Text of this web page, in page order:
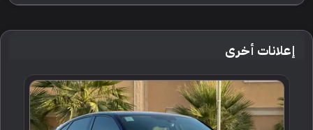
إعلانات أخرى